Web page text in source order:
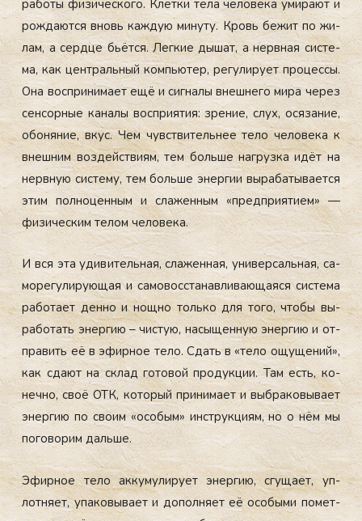
ра­боты фи­зичес­ко­го. Клет­ки те­ла че­лове­ка уми­ра­ют и
рож­да­ют­ся вновь каж­дую ми­нуту. Кровь бе­жит по жи­
лам, а сер­дце бь­ёт­ся. Лег­кие ды­шат, а нер­вная сис­те­
ма, как цен­траль­ный компь­ютер, ре­гули­ру­ет про­цес­сы.
Она вос­при­нима­ет ещё и сиг­на­лы внеш­не­го ми­ра че­рез
сен­сорные ка­налы вос­при­ятия: зре­ние, слух, ося­зание,
обо­няние, вкус. Чем чувс­тви­тель­нее те­ло че­лове­ка к
внеш­ним воз­дей­стви­ям, тем боль­ше наг­рузка идёт на
нер­вную сис­те­му, тем боль­ше энер­гии вы­раба­тыва­ет­ся
этим пол­но­цен­ным и сла­жен­ным «пред­при­яти­ем» —
фи­зичес­ким те­лом че­лове­ка.
И вся эта уди­витель­ная, сла­жен­ная, уни­вер­саль­ная, са­
море­гули­ру­ющая и са­мовос­ста­нав­ли­ва­юща­яся сис­те­ма
ра­бота­ет ден­но и нощ­но толь­ко для то­го, что­бы вы­
рабо­тать энер­гию – чис­тую, на­сыщен­ную энер­гию и от­
пра­вить её в эфир­ное те­ло. Сдать в «те­ло ощу­щений»,
как сда­ют на склад го­товой про­дук­ции. Там есть, ко­
неч­но, своё ОТК, ко­торый при­нима­ет и выб­ра­ковы­ва­ет
энер­гию по сво­им «осо­бым» инс­трук­ци­ям, но о нём мы
по­гово­рим даль­ше.
Эфир­ное те­ло ак­ку­мули­ру­ет энер­гию, сгу­ща­ет, уп­
лотня­ет, упа­ковы­ва­ет и до­пол­ня­ет её осо­быми по­мет­